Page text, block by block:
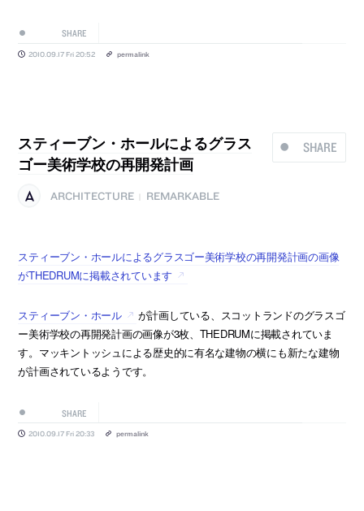
SHARE
2010.09.17 Fri 20:52 permalink
SHARE
スティーブン・ホールによるグラス
ゴー美術学校の再開発計画
ARCHITECTURE REMARKABLE
スティーブン・ホールによるグラスゴー美術学校の再開発計画の画像
がTHEDRUMに掲載されています
スティーブン・ホール
が計画している、スコットランドのグラスゴ
ー美術学校の再開発計画の画像が3枚、THEDRUMに掲載されていま
す。マッキントッシュによる歴史的に有名な建物の横にも新たな建物
が計画されているようです。
SHARE
2010.09.17 Fri 20:33 permalink